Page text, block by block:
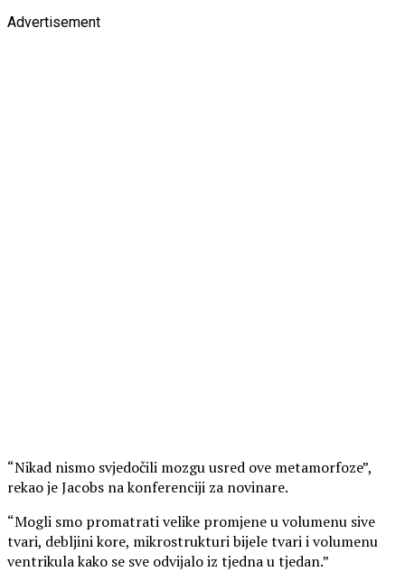
Advertisement
“Nikad nismo svjedočili mozgu usred ove metamorfoze”,
rekao je Jacobs na konferenciji za novinare.
“Mogli smo promatrati velike promjene u volumenu sive
tvari, debljini kore, mikrostrukturi bijele tvari i volumenu
ventrikula kako se sve odvijalo iz tjedna u tjedan.”